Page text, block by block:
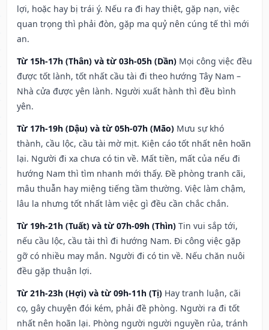
lợi, hoặc hay bị trái ý. Nếu ra đi hay thiệt, gặp nạn, việc
quan trọng thì phải đòn, gặp ma quỷ nên cúng tế thì mới
an.
Từ 15h-17h (Thân) và từ 03h-05h (Dần) Mọi công việc đều
được tốt lành, tốt nhất cầu tài đi theo hướng Tây Nam –
Nhà cửa được yên lành. Người xuất hành thì đều bình
yên.
Từ 17h-19h (Dậu) và từ 05h-07h (Mão) Mưu sự khó
thành, cầu lộc, cầu tài mờ mịt. Kiện cáo tốt nhất nên hoãn
lại. Người đi xa chưa có tin về. Mất tiền, mất của nếu đi
hướng Nam thì tìm nhanh mới thấy. Đề phòng tranh cãi,
mâu thuẫn hay miệng tiếng tầm thường. Việc làm chậm,
lâu la nhưng tốt nhất làm việc gì đều cần chắc chắn.
Từ 19h-21h (Tuất) và từ 07h-09h (Thìn) Tin vui sắp tới,
nếu cầu lộc, cầu tài thì đi hướng Nam. Đi công việc gặp
gỡ có nhiều may mắn. Người đi có tin về. Nếu chăn nuôi
đều gặp thuận lợi.
Từ 21h-23h (Hợi) và từ 09h-11h (Tị) Hay tranh luận, cãi
cọ, gây chuyện đói kém, phải đề phòng. Người ra đi tốt
nhất nên hoãn lại. Phòng người người nguyền rủa, tránh